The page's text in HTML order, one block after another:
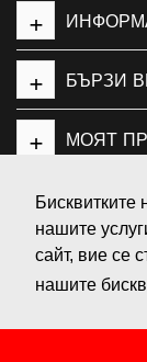
Бисквитките
нашите
сайт, вие се
нашите
+
БЪРЗИ
+
МОЯТ
+
© 2026 GELE